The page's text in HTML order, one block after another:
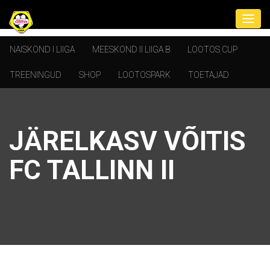
NAISKOND I LIIGA MEESKOND II LIIGA B LOOTOS CUP
TREENINGUD SHOP LOOTOSPARK TOETAJAD
JÄRELKASV VÕITIS
FC TALLINN II